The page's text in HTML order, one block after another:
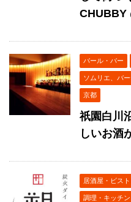
CHUBBY
バール・バー
ソムリエ、バ
京都
祇園白川
しいお酒
居酒屋・ビスト
調理・キッチ